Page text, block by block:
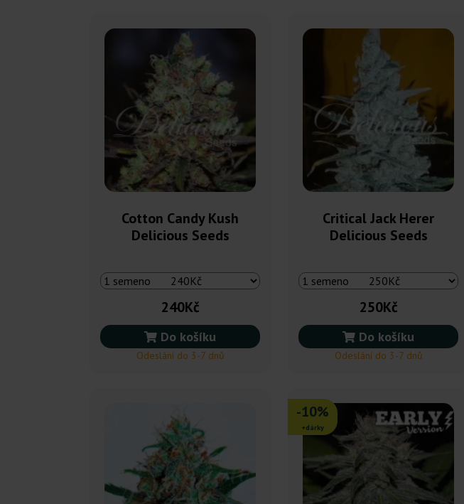
Cotton Candy Kush
Delicious Seeds
240Kč
Do košíku
Odeslání do 3-7 dnů
Critical Jack Herer
Delicious Seeds
250Kč
Do košíku
Odeslání do 3-7 dnů
-10%
+dárky